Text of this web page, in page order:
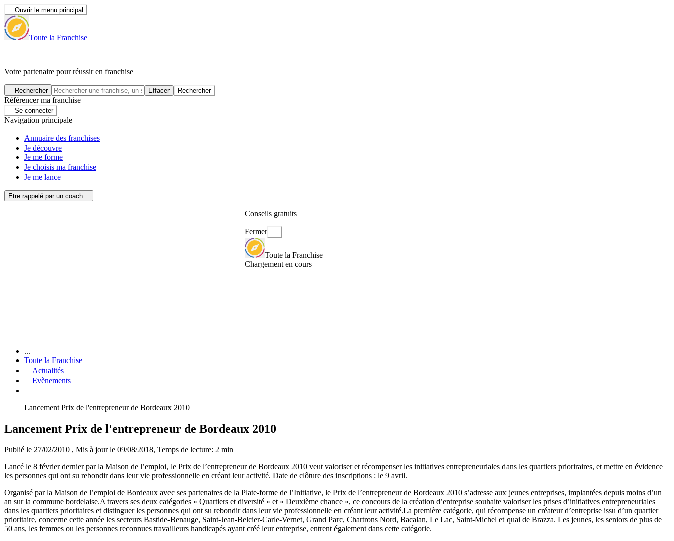
Ouvrir le menu principal
Toute la Franchise
|
Votre partenaire pour réussir en franchise
Rechercher Effacer Rechercher
Référencer ma franchise
Se connecter
Navigation principale
Annuaire des franchises
Je découvre
Je me forme
Je choisis ma franchise
Je me lance
Etre rappelé par un coach
Conseils gratuits
Fermer
Toute la Franchise
Chargement en cours
...
Toute la Franchise
Actualités
Evènements
Lancement Prix de l'entrepreneur de Bordeaux 2010
Lancement Prix de l'entrepreneur de Bordeaux 2010
Publié le 27/02/2010 , Mis à jour le 09/08/2018, Temps de lecture: 2 min
Lancé le 8 février dernier par la Maison de l’emploi, le Prix de l’entrepreneur de Bordeaux 2010 veut valoriser et récompenser les initiatives entrepreneuriales dans les quartiers prioriraires, et mettre en évidence
les personnes qui ont su rebondir dans leur vie professionnelle en créant leur activité. Date de clôture des inscriptions : le 9 avril.
Organisé par la Maison de l’emploi de Bordeaux avec ses partenaires de la Plate-forme de l’Initiative, le Prix de l’entrepreneur de Bordeaux 2010 s’adresse aux jeunes entreprises, implantées depuis moins d’un
an sur la commune bordelaise.A travers ses deux catégories « Quartiers et diversité » et « Deuxième chance », ce concours de la création d’entreprise souhaite valoriser les prises d’initiatives entrepreneuriales
dans les quartiers prioritaires et distinguer les personnes qui ont su rebondir dans leur vie professionnelle en créant leur activité.La première catégorie, qui récompense un créateur d’entreprise issu d’un quartier
prioritaire, concerne cette année les secteurs Bastide-Benauge, Saint-Jean-Belcier-Carle-Vernet, Grand Parc, Chartrons Nord, Bacalan, Le Lac, Saint-Michel et quai de Brazza. Les jeunes, les seniors de plus de
50 ans, les femmes ou les personnes reconnues travailleurs handicapés ayant créé leur entreprise, entrent également dans cette catégorie.